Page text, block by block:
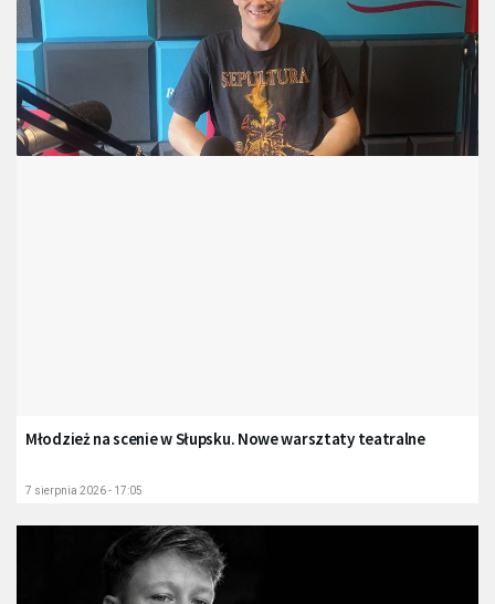
Młodzież na scenie w Słupsku. Nowe warsztaty teatralne
7 sierpnia 2026 - 17:05